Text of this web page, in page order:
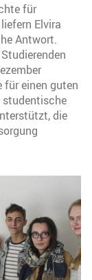
für
Elvira
Antwort.
für einen guten
studentische
die